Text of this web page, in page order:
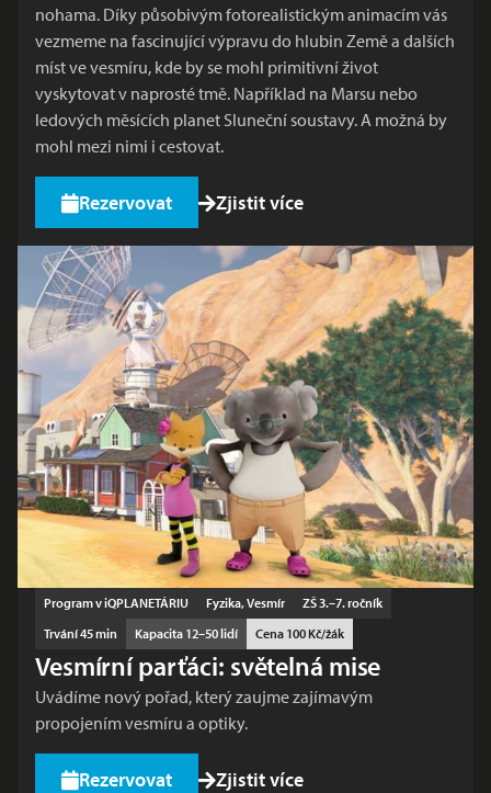
nohama. Díky působivým fotorealistickým animacím vás
vezmeme na fascinující výpravu do hlubin Země a dalších
míst ve vesmíru, kde by se mohl primitivní život
vyskytovat v naprosté tmě. Například na Marsu nebo
ledových měsících planet Sluneční soustavy. A možná by
mohl mezi nimi i cestovat.
Rezervovat Zjistit více
Vesmírní parťáci: světelná mise
Uvádíme nový pořad, který zaujme zajímavým
propojením vesmíru a optiky.
Program v iQPLANETÁRIU Fyzika, Vesmír
ZŠ 3.–7. ročník
Trvání 45 min
Kapacita 12–50 lidí Cena 100 Kč/žák
Rezervovat Zjistit více